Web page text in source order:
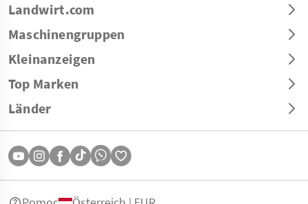
Landwirt.com
Maschinengruppen
Kleinanzeigen
Top Marken
Länder